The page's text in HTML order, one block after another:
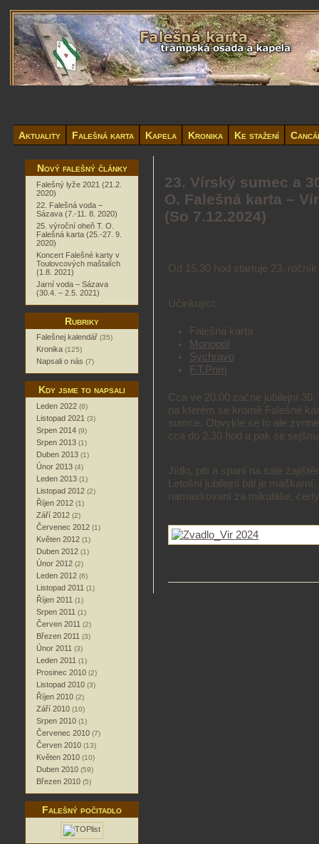
Aktuality Falešná karta Kapela Kronika Ke stažení
Nový falešný články
Falešný lyže 2021 (21.2.
2020)
22. Falešná voda –
Sázava (7.-11. 8. 2020)
25. výroční oheň T. O.
Falešná karta (25.-27. 9.
2020)
Koncert Falešné karty v
Toulovcových maštalích
(1.8. 2021)
Jarní voda – Sázava
(30.4. – 2.5. 2021)
Rubriky
Falešnej kalendář (35)
Kronika (125)
Napsali o nás (7)
Kdy jsme to napsali
Leden 2022 (8)
Listopad 2021 (3)
Srpen 2014 (9)
Srpen 2013 (1)
Duben 2013 (1)
Únor 2013 (4)
Leden 2013 (1)
Listopad 2012 (2)
Říjen 2012 (1)
Září 2012 (2)
Červenec 2012 (1)
Květen 2012 (1)
Duben 2012 (1)
Únor 2012 (2)
Leden 2012 (6)
Listopad 2011 (1)
Říjen 2011 (1)
Srpen 2011 (1)
Červen 2011 (2)
Březen 2011 (3)
Únor 2011 (3)
Leden 2011 (1)
Prosinec 2010 (2)
Listopad 2010 (3)
Říjen 2010 (2)
Září 2010 (10)
Srpen 2010 (1)
Červenec 2010 (7)
Červen 2010 (13)
Květen 2010 (10)
Duben 2010 (59)
Březen 2010 (5)
Falešný počitadlo
23. Vírský sumec a
O. Falešná karta –
(So 7.12.2024)
Od 15.30 hod startuje 23.
Účinkující:
Falešná karta
Monopól
Sychravo
F.T.Prim
Cca ve 20.00 začne jubilejní
na kterém se kromě Falešné
sumce. Obvykle se to ale
cca do 2.30 hod a pak se
Jídlo, pití a spaní na sále
Letošní jubilejní bál je
namaskovaní za mikuláše,